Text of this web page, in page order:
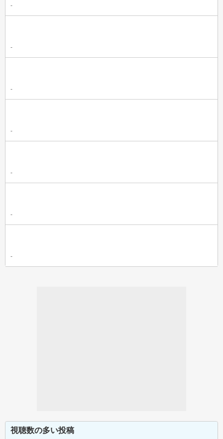
-
-
-
-
-
-
-
視聴数の多い投稿